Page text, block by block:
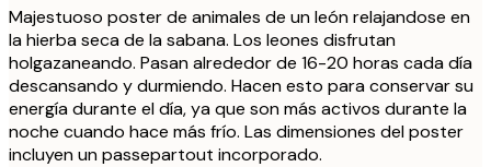
Majestuoso poster de animales de un león relajandose en
la hierba seca de la sabana. Los leones disfrutan
holgazaneando. Pasan alrededor de 16-20 horas cada día
descansando y durmiendo. Hacen esto para conservar su
energía durante el día, ya que son más activos durante la
noche cuando hace más frío. Las dimensiones del poster
incluyen un passepartout incorporado.